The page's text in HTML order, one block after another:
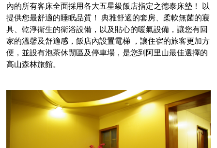
內的所有客床全面採用各大五星級飯店指定之德泰床墊！ 以
提供您最舒適的睡眠品質！ 典雅舒適的套房、柔軟無菌的寢
具、乾淨衛生的衛浴設備，以及貼心的暖氣設備，讓您有回
家的溫馨及舒適感，飯店內設置電梯 ，讓住宿的旅客更加方
便，並設有泡茶休閒區及停車場，是您到阿里山最佳選擇的
高山森林旅館。